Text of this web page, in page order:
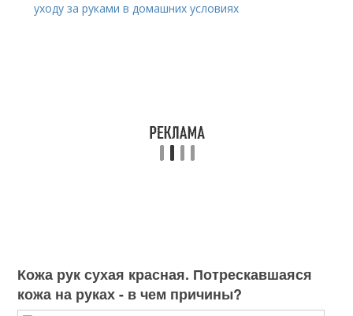
уходу за руками в домашних условиях
Кожа рук сухая красная. Потрескавшаяся
кожа на руках - в чем причины?